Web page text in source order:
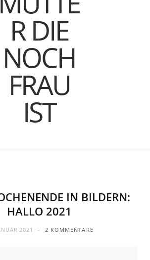
IN BILDERN:
HALLO 2021
2021 2 KOMMENTARE